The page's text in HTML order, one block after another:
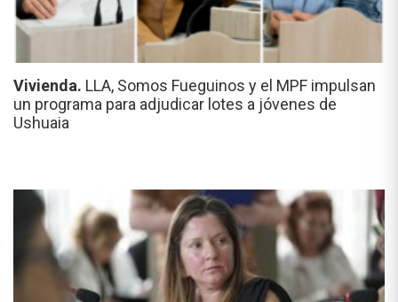
Vivienda. LLA, Somos Fueguinos y el MPF impulsan
un programa para adjudicar lotes a jóvenes de
Ushuaia